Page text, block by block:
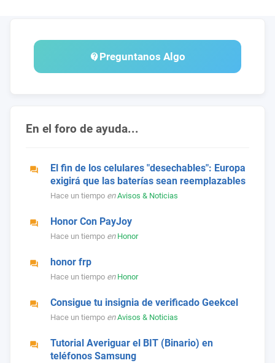
Preguntanos Algo
En el foro de ayuda...
El fin de los celulares "desechables": Europa
exigirá que las baterías sean reemplazables
Hace un tiempo enAvisos & Noticias
Honor Con PayJoy
Hace un tiempo en Honor
honor frp
Hace un tiempo en Honor
Consigue tu insignia de verificado Geekcel
Hace un tiempo enAvisos & Noticias
Tutorial Averiguar el BIT (Binario) en
teléfonos Samsung